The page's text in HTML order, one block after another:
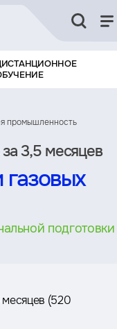
промышленность
3,5 месяцев
подготовки
(520